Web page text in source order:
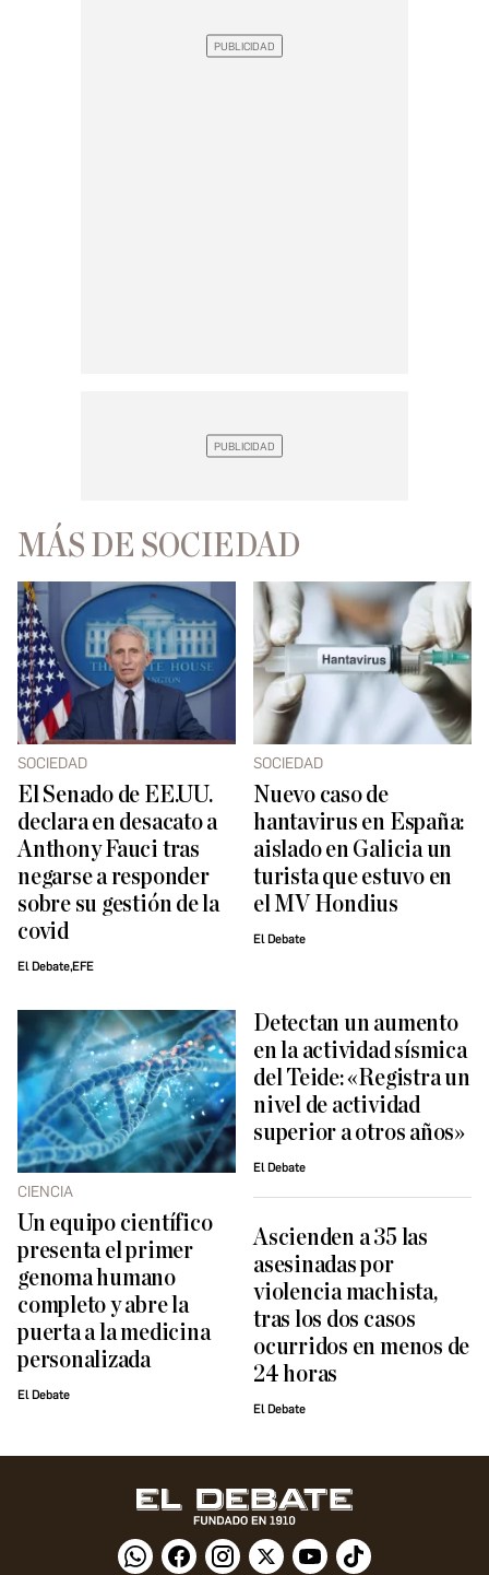
MÁS DE SOCIEDAD
SOCIEDAD
El Senado de EE.UU.
declara en desacato a
Anthony Fauci tras
negarse a responder
sobre su gestión de la
covid
El Debate,EFE
SOCIEDAD
Nuevo caso de
hantavirus en España:
aislado en Galicia un
turista que estuvo en
el MV Hondius
El Debate
CIENCIA
Un equipo científico
presenta el primer
genoma humano
completo y abre la
puerta a la medicina
personalizada
El Debate
Detectan un aumento
en la actividad sísmica
del Teide: «Registra un
nivel de actividad
superior a otros años»
El Debate
Ascienden a 35 las
asesinadas por
violencia machista,
tras los dos casos
ocurridos en menos de
24 horas
El Debate